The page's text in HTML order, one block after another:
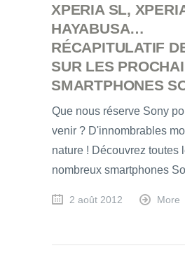
XPERIA SL,
HAYABUSA…
RÉCAPITULATIF
SUR LES
SMARTPHONES
Que nous réserve Sony
venir ? D'innombrables
nature ! Découvrez toutes
nombreux smartphones
2 août 2012 More